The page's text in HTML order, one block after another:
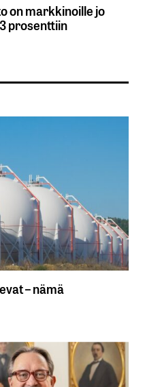
on markkinoille jo
prosenttiin
– nämä